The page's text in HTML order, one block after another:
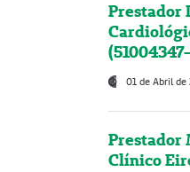
Prestador
01 de Abril de
Prestador
Clínico